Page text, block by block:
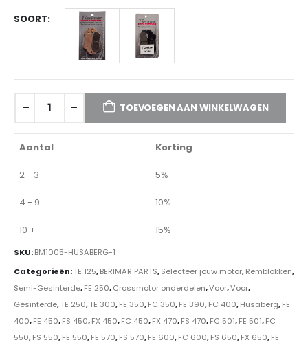
SOORT
TOEVOEGEN AAN WINKELWAGEN
Aantal Korting
2 - 3 5%
4 - 9 10%
10 + 15%
SKU:BM1005-HUSABERG-1
Categorieën:TE 125,BERIMAR PARTS,Selecteer jouw motor,Remblokken,
Semi-Gesinterde,FE 250,Crossmotor onderdelen,Voor,Voor,
Gesinterde,TE 250,TE 300,FE 350,FC 350,FE 390,FC 400,Husaberg,FE
400,FE 450,FS 450,FX 450,FC 450,FX 470,FS 470,FC 501,FE 501,FC
550,FS 550,FE 550,FE 570,FS 570,FE 600,FC 600,FS 650,FX 650,FE